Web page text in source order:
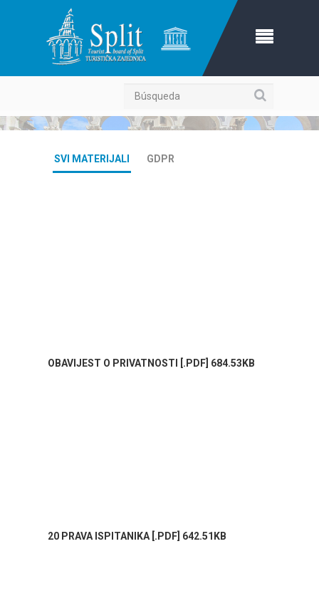
Búsqueda
SVI MATERIJALI GDPR
OBAVIJEST O PRIVATNOSTI [.PDF] 684.53KB
20 PRAVA ISPITANIKA [.PDF] 642.51KB